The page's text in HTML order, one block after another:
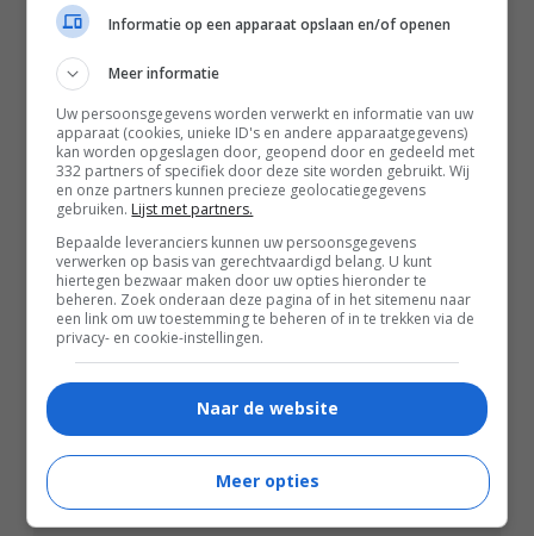
02:19
The Mongoose
2026
Informatie op een apparaat opslaan en/of openen
Meer informatie
Uw persoonsgegevens worden verwerkt en informatie van uw
apparaat (cookies, unieke ID's en andere apparaatgegevens)
kan worden opgeslagen door, geopend door en gedeeld met
332 partners of specifiek door deze site worden gebruikt. Wij
en onze partners kunnen precieze geolocatiegegevens
gebruiken. Lijst met partners.
Bepaalde leveranciers kunnen uw persoonsgegevens
verwerken op basis van gerechtvaardigd belang. U kunt
hiertegen bezwaar maken door uw opties hieronder te
beheren. Zoek onderaan deze pagina of in het sitemenu naar
een link om uw toestemming te beheren of in te trekken via de
privacy- en cookie-instellingen.
Naar de website
Meer opties